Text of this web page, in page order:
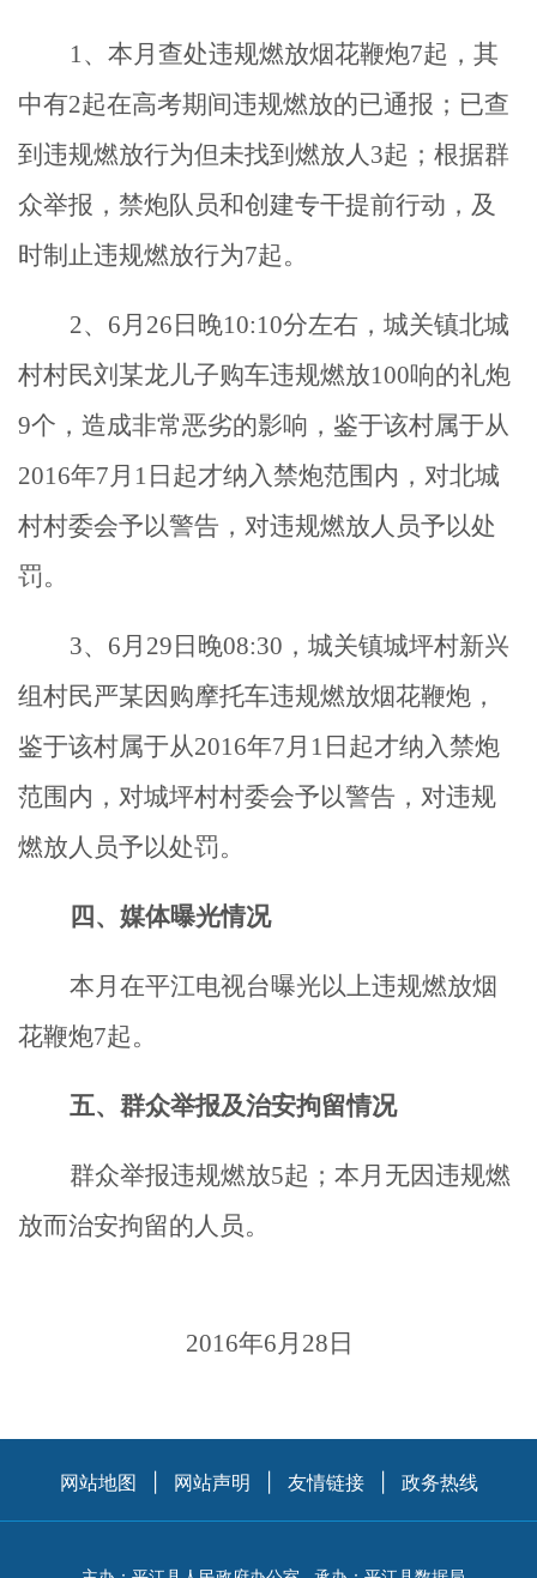
1、本月查处违规燃放烟花鞭炮7起，其
中有2起在高考期间违规燃放的已通报；已查
到违规燃放行为但未找到燃放人3起；根据群
众举报，禁炮队员和创建专干提前行动，及
时制止违规燃放行为7起。
2、6月26日晚10:10分左右，城关镇北城
村村民刘某龙儿子购车违规燃放100响的礼炮
9个，造成非常恶劣的影响，鉴于该村属于从
2016年7月1日起才纳入禁炮范围内，对北城
村村委会予以警告，对违规燃放人员予以处
罚。
3、6月29日晚08:30，城关镇城坪村新兴
组村民严某因购摩托车违规燃放烟花鞭炮，
鉴于该村属于从2016年7月1日起才纳入禁炮
范围内，对城坪村村委会予以警告，对违规
燃放人员予以处罚。
四、媒体曝光情况
本月在平江电视台曝光以上违规燃放烟
花鞭炮7起。
五、群众举报及治安拘留情况
群众举报违规燃放5起；本月无因违规燃
放而治安拘留的人员。
2016年6月28日
网站地图 网站声明 友情链接 政务热线